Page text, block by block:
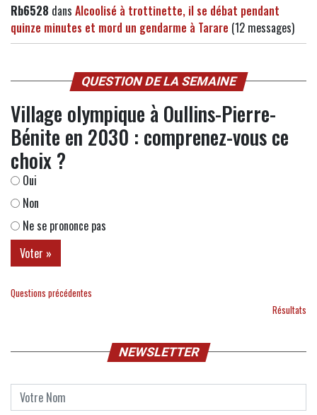
Rb6528 dans Alcoolisé à trottinette, il se débat pendant
quinze minutes et mord un gendarme à Tarare (12 messages)
QUESTION DE LA SEMAINE
Village olympique à Oullins-Pierre-
Bénite en 2030 : comprenez-vous ce
choix ?
Oui
Non
Ne se prononce pas
Questions précédentes
Résultats
NEWSLETTER